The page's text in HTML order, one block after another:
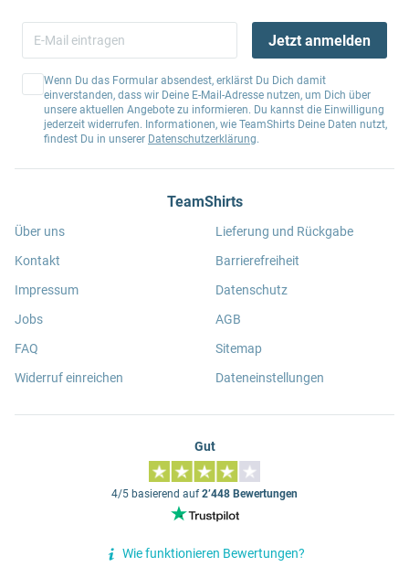
Jetzt anmelden
Wenn Du das Formular absendest, erklärst Du Dich damit
einverstanden, dass wir Deine E-Mail-Adresse nutzen, um Dich über
unsere aktuellen Angebote zu informieren. Du kannst die Einwilligung
jederzeit widerrufen. Informationen, wie TeamShirts Deine Daten nutzt,
findest Du in unserer Datenschutzerklärung.
TeamShirts
Über uns
Kontakt
Impressum
Jobs
FAQ
Widerruf einreichen
Lieferung und Rückgabe
Barrierefreiheit
Datenschutz
AGB
Sitemap
Dateneinstellungen
Gut
4/5 basierend auf2’448 Bewertungen
Wie funktionieren Bewertungen?